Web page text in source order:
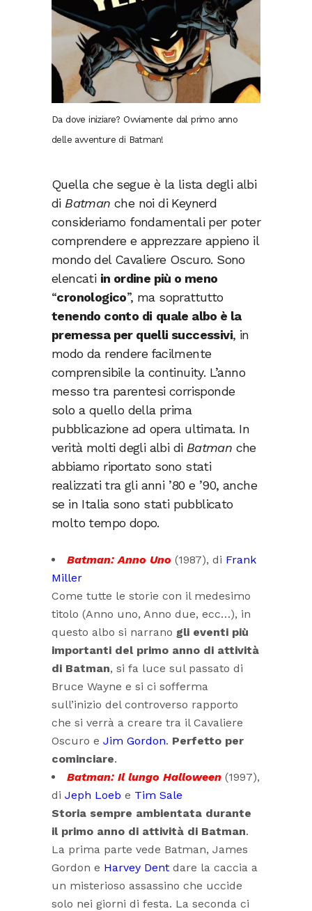
Da dove iniziare? Ovviamente dal primo anno
delle avventure di Batman!
Quella che segue è la lista degli albi
di Batman che noi di Keynerd
consideriamo fondamentali per poter
comprendere e apprezzare appieno il
mondo del Cavaliere Oscuro. Sono
elencati in ordine più o meno
“cronologico”, ma soprattutto
tenendo conto di quale albo è la
premessa per quelli successivi, in
modo da rendere facilmente
comprensibile la continuity. L’anno
messo tra parentesi corrisponde
solo a quello della prima
pubblicazione ad opera ultimata. In
verità molti degli albi di Batman che
abbiamo riportato sono stati
realizzati tra gli anni ’80 e ’90, anche
se in Italia sono stati pubblicato
molto tempo dopo.
Batman: Anno Uno (1987), di Frank
Miller
Come tutte le storie con il medesimo
titolo (Anno uno, Anno due, ecc…), in
questo albo si narrano gli eventi più
importanti del primo anno di attività
di Batman, si fa luce sul passato di
Bruce Wayne e si ci sofferma
sull’inizio del controverso rapporto
che si verrà a creare tra il Cavaliere
Oscuro e Jim Gordon. Perfetto per
cominciare.
Batman: Il lungo Halloween (1997),
di Jeph Loeb e Tim Sale
Storia sempre ambientata durante
il primo anno di attività di Batman.
La prima parte vede Batman, James
Gordon e Harvey Dent dare la caccia a
un misterioso assassino che uccide
solo nei giorni di festa. La seconda ci